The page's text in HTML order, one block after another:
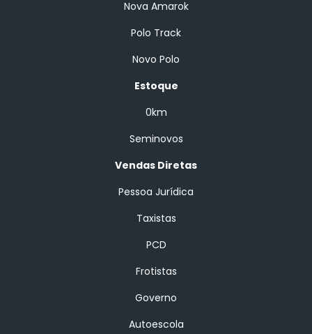
Nova Amarok
Polo Track
Novo Polo
Estoque
0km
Seminovos
Vendas Diretas
Pessoa Jurídica
Taxistas
PCD
Frotistas
Governo
Autoescola